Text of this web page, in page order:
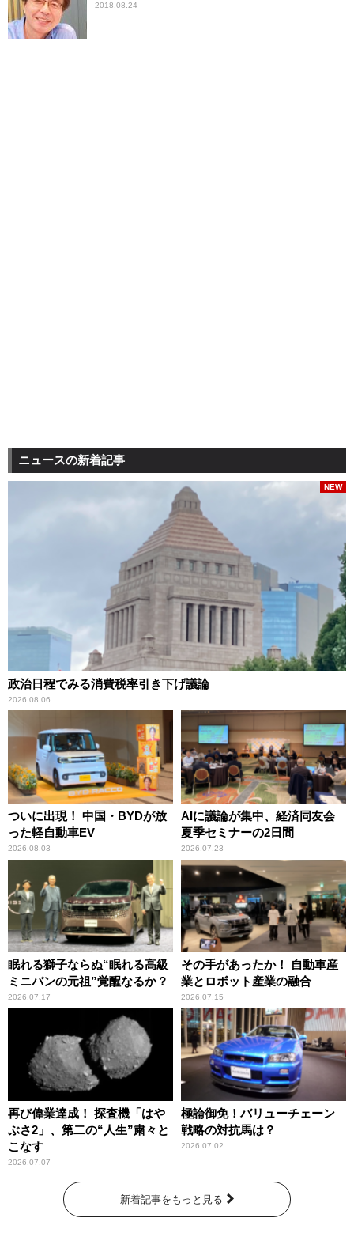
2018.08.24
ニュースの新着記事
政治日程でみる消費税率引き下げ議論
2026.08.06
NEW
ついに出現！ 中国・BYDが放
った軽自動車EV
2026.08.03
AIに議論が集中、経済同友会
夏季セミナーの2日間
2026.07.23
眠れる獅子ならぬ“眠れる高級
ミニバンの元祖”覚醒なるか？
2026.07.17
その手があったか！ 自動車産
業とロボット産業の融合
2026.07.15
再び偉業達成！ 探査機「はや
ぶさ2」、第二の“人生”粛々と
こなす
2026.07.07
極論御免！バリューチェーン
戦略の対抗馬は？
2026.07.02
新着記事をもっと見る